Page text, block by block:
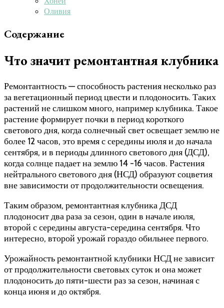
Оливия
Содержание
Что значит ремонтантная клубника
Ремонтантность — способность растения несколько раз
за вегетационный период цвести и плодоносить. Таких
растений не слишком много, например клубника. Такое
растение формирует почки в период короткого
светового дня, когда солнечный свет освещает землю не
более 12 часов, это время с середины июля и до начала
сентября, и в периоды длинного светового дня (ДСД),
когда солнце падает на землю 14 -16 часов. Растения
нейтрального светового дня (НСД) образуют соцветия
вне зависимости от продолжительности освещения.
Таким образом, ремонтантная клубника ДСД
плодоносит два раза за сезон, один в начале июля,
второй с середины августа-середина сентября. Что
интересно, второй урожай гораздо обильнее первого.
Урожайность ремонтантной клубники НСД не зависит
от продолжительности световых суток и она может
плодоносить до пяти-шести раз за сезон, начиная с
конца июня и до октября.